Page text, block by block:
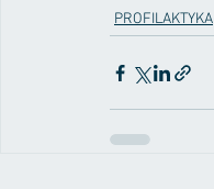
PROFILAKTYKA